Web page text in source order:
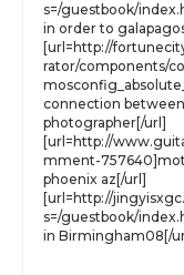
s=/guestbook/
in order to
[url=http://
rator/components/
connection
photographer[/url]
[url=http://
mment-
phoenix az[/url]
[url=http://
s=/guestbook/
in Birmingham08[/